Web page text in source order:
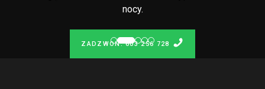
nocy.
ZADZWOŃ: 603 256 728